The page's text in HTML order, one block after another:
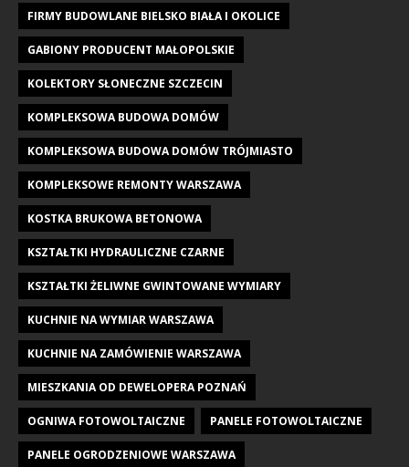
FIRMY BUDOWLANE BIELSKO BIAŁA I OKOLICE
GABIONY PRODUCENT MAŁOPOLSKIE
KOLEKTORY SŁONECZNE SZCZECIN
KOMPLEKSOWA BUDOWA DOMÓW
KOMPLEKSOWA BUDOWA DOMÓW TRÓJMIASTO
KOMPLEKSOWE REMONTY WARSZAWA
KOSTKA BRUKOWA BETONOWA
KSZTAŁTKI HYDRAULICZNE CZARNE
KSZTAŁTKI ŻELIWNE GWINTOWANE WYMIARY
KUCHNIE NA WYMIAR WARSZAWA
KUCHNIE NA ZAMÓWIENIE WARSZAWA
MIESZKANIA OD DEWELOPERA POZNAŃ
OGNIWA FOTOWOLTAICZNE PANELE FOTOWOLTAICZNE
PANELE OGRODZENIOWE WARSZAWA